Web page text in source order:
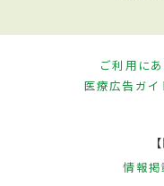
ご利用に
医療広告ガ
情報掲